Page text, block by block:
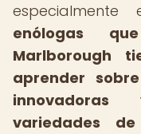
enólogas
Marlborough
aprender
variedades